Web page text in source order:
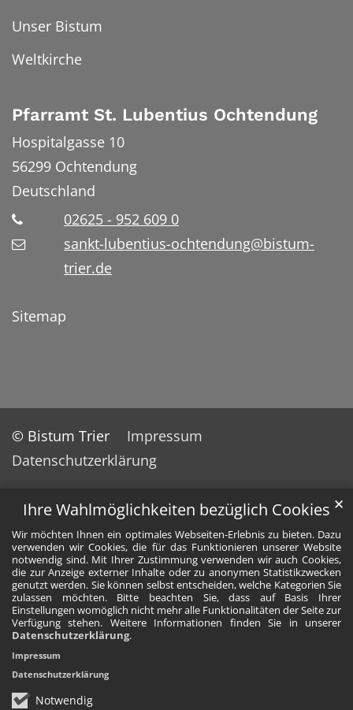
Ihre Wahlmöglichkeiten bezüglich Cookies
Wir möchten Ihnen ein optimales Webseiten-Erlebnis zu bieten. Dazu
verwenden wir Cookies, die für das Funktionieren unserer Website
notwendig sind. Mit Ihrer Zustimmung verwenden wir auch Cookies,
die zur Anzeige externer Inhalte oder zu anonymen Statistikzwecken
genutzt werden. Sie können selbst entscheiden, welche Kategorien Sie
zulassen möchten. Bitte beachten Sie, dass auf Basis Ihrer
Einstellungen womöglich nicht mehr alle Funktionalitäten der Seite zur
Verfügung stehen. Weitere Informationen finden Sie in unserer
Datenschutzerklärung.
Notwendig
✕
Impressum
Datenschutzerklärung
Unser Bistum
Weltkirche
Pfarramt St. Lubentius Ochtendung
Hospitalgasse 10
56299 Ochtendung
Deutschland
02625 - 952 609 0
sankt-lubentius-ochtendung@bistum-
trier.de
Sitemap
© Bistum Trier
Impressum
Datenschutzerklärung